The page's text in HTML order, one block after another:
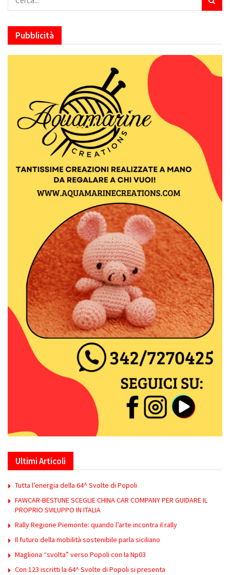
Pubblicità
Ultimi Articoli
Tutta l’energia della 64^ Svolte di Popoli
FAWCAR-BESTUNE SCEGLIE CHINA CAR COMPANY PER GUIDARE IL
PROPRIO SVILUPPO IN ITALIA
Rally Regione Piemonte: quando l’arte incontra il rally
Il futuro della mobilità sostenibile parla siciliano
Magliona “svolta” verso Popoli con la Np03
Con 123 iscritti la 64^ Svolte di Popoli si presenta